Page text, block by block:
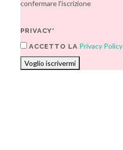
confermare l'iscrizione
PRIVACY*
ACCETTO LA Privacy Policy
Voglio iscrivermi